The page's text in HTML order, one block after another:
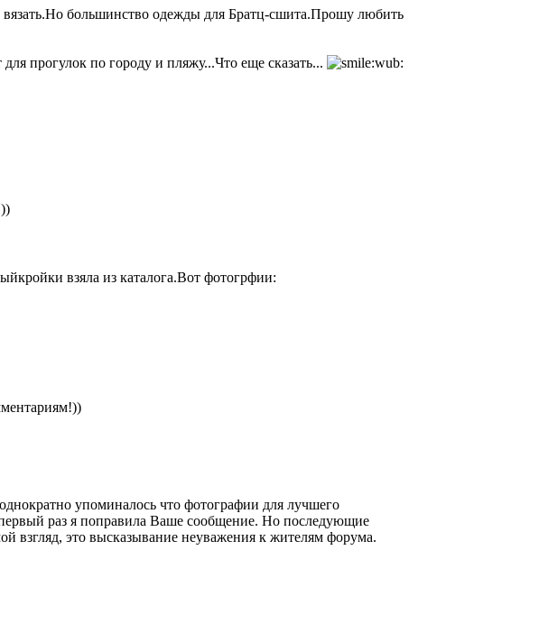
большинство одежды для Братц-сшита.Прошу любить
прогулок по городу и пляжу...Что еще сказать...
взяла из каталога.Вот фотогрфии:
упоминалось что фотографии для лучшего
раз я поправила Ваше сообщение. Но последующие
взгляд, это высказывание неуважения к жителям форума.